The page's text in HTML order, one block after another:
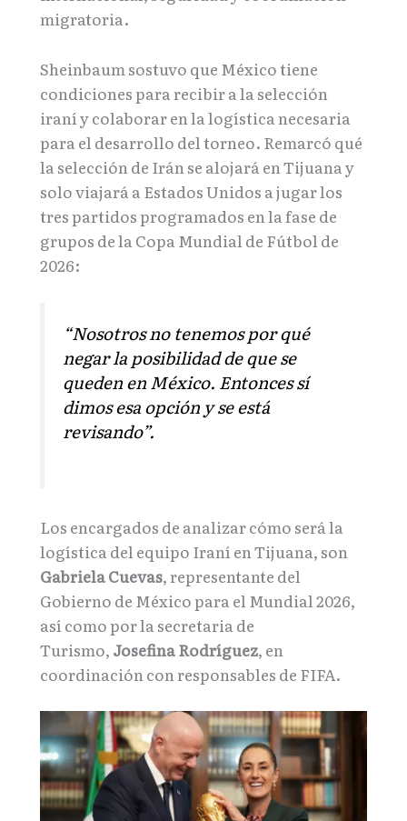
migratoria.
Sheinbaum sostuvo que México tiene
condiciones para recibir a la selección
iraní y colaborar en la logística necesaria
para el desarrollo del torneo. Remarcó qué
la selección de Irán se alojará en Tijuana y
solo viajará a Estados Unidos a jugar los
tres partidos programados en la fase de
grupos de la Copa Mundial de Fútbol de
2026:
“Nosotros no tenemos por qué
negar la posibilidad de que se
queden en México. Entonces sí
dimos esa opción y se está
revisando”.
Los encargados de analizar cómo será la
logística del equipo Iraní en Tijuana, son
Gabriela Cuevas, representante del
Gobierno de México para el Mundial 2026,
así como por la secretaria de
Turismo, Josefina Rodríguez, en
coordinación con responsables de FIFA.